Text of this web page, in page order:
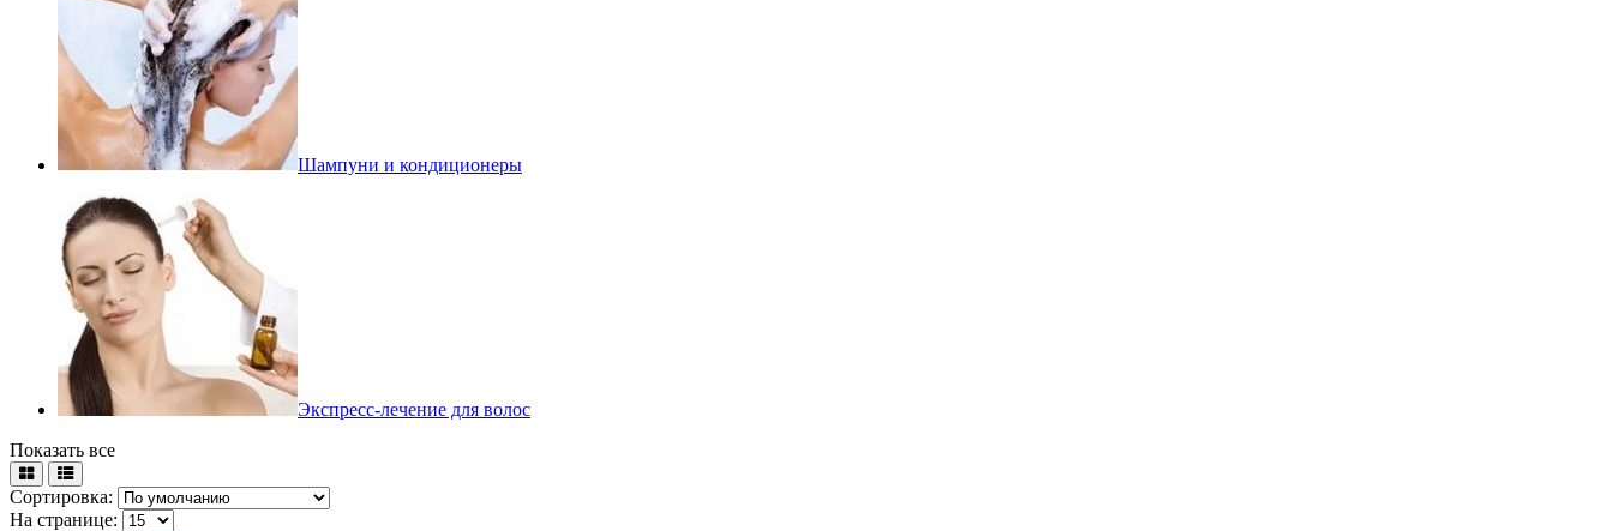
Шампуни и кондиционеры
Экспресс-лечение для волос
Показать все
Сортировка:
На странице: